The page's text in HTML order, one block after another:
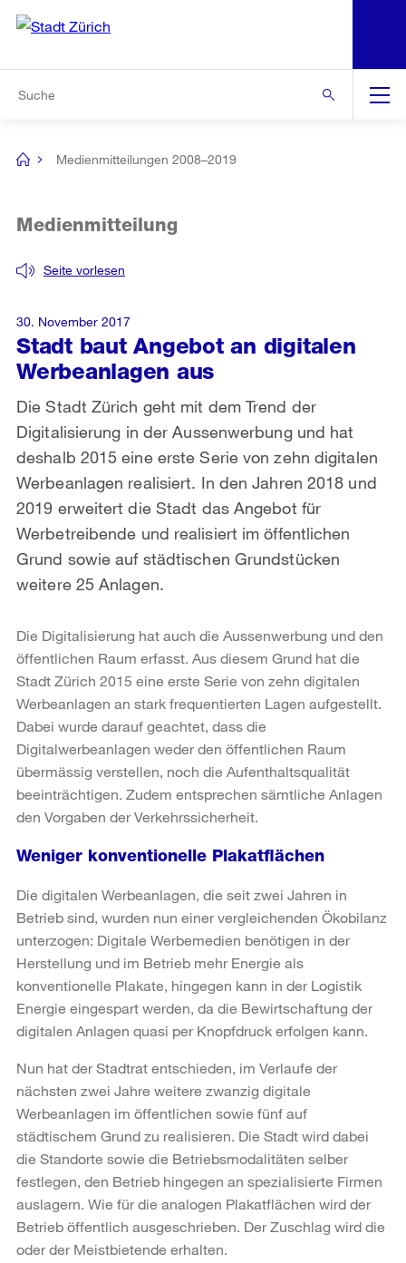
Navigation
[no
Medienmitteilungen 2008–2019
Stadt baut Angebot an digitalen
Werbeanlagen aus
Seite vorlesen
Medienmitteilung
Die Stadt Zürich geht mit dem Trend der
Digitalisierung in der Aussenwerbung und hat
deshalb 2015 eine erste Serie von zehn digitalen
Werbeanlagen realisiert. In den Jahren 2018 und
2019 erweitert die Stadt das Angebot für
Werbetreibende und realisiert im öffentlichen
Grund sowie auf städtischen Grundstücken
weitere 25 Anlagen.
30. November 2017
Die Digitalisierung hat auch die Aussenwerbung und den
öffentlichen Raum erfasst. Aus diesem Grund hat die
Stadt Zürich 2015 eine erste Serie von zehn digitalen
Werbeanlagen an stark frequentierten Lagen aufgestellt.
Dabei wurde darauf geachtet, dass die
Digitalwerbeanlagen weder den öffentlichen Raum
übermässig verstellen, noch die Aufenthaltsqualität
beeinträchtigen. Zudem entsprechen sämtliche Anlagen
den Vorgaben der Verkehrssicherheit.
Weniger konventionelle Plakatflächen
Die digitalen Werbeanlagen, die seit zwei Jahren in
Betrieb sind, wurden nun einer vergleichenden Ökobilanz
unterzogen: Digitale Werbemedien benötigen in der
Herstellung und im Betrieb mehr Energie als
konventionelle Plakate, hingegen kann in der Logistik
Energie eingespart werden, da die Bewirtschaftung der
digitalen Anlagen quasi per Knopfdruck erfolgen kann.
Nun hat der Stadtrat entschieden, im Verlaufe der
nächsten zwei Jahre weitere zwanzig digitale
Werbeanlagen im öffentlichen sowie fünf auf
städtischem Grund zu realisieren. Die Stadt wird dabei
die Standorte sowie die Betriebsmodalitäten selber
festlegen, den Betrieb hingegen an spezialisierte Firmen
auslagern. Wie für die analogen Plakatflächen wird der
Betrieb öffentlich ausgeschrieben. Der Zuschlag wird die
oder der Meistbietende erhalten.